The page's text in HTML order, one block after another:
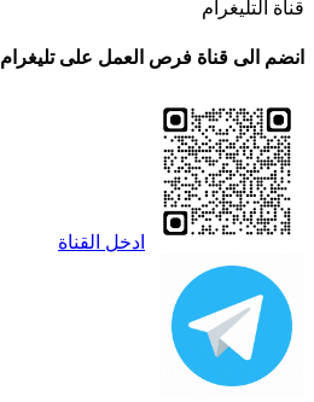
قناة التليغرام
انضم الى قناة فرص العمل على تليغرام
ادخل القناة